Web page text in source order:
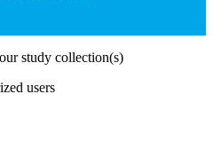
study collection(s)
users